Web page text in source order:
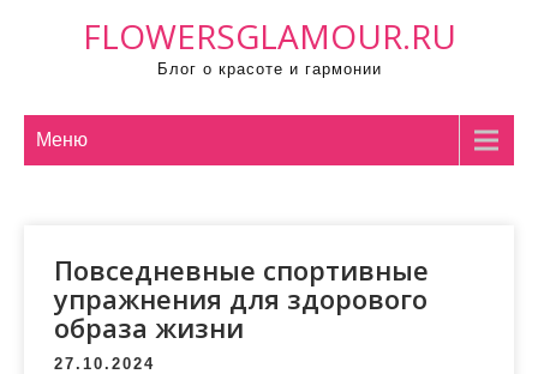
FLOWERSGLAMOUR.RU
Блог о красоте и гармонии
Меню
Повседневные спортивные
упражнения для здорового
образа жизни
27.10.2024